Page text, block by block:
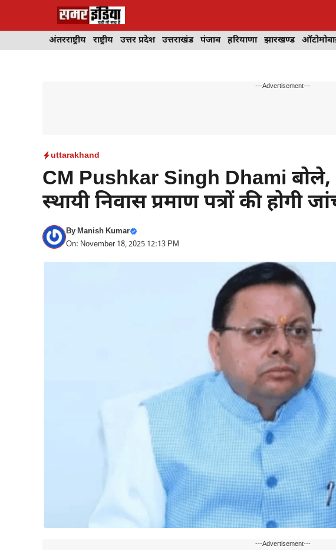
अंतरराष्ट्रीय राष्ट्रीय उत्तर प्रदेश उत्तराखंड पंजाब हरियाणा झारखण्ड
---Advertisement---
uttarakhand
CM Pushkar Singh Dhami बोले,
स्थायी निवास प्रमाण पत्रों की होगी
ByManish Kumar
On: November 18, 2025 12:13 PM
---Advertisement---